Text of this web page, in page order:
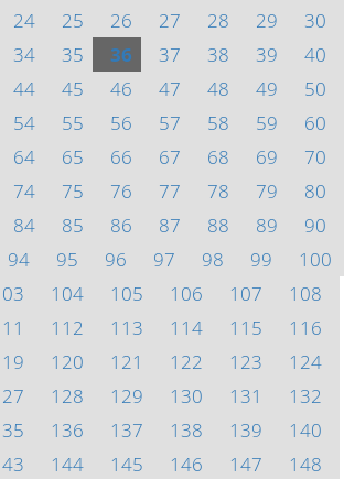
24 25 26 27 28 29
30
34 35 36 37 38 39
40
44 45 46 47 48 49
50
54 55 56 57 58 59
60
64 65 66 67 68 69
70
74 75 76 77 78 79
80
84 85 86 87 88 89
90
94 95 96 97 98 99
100
104 105 106 107
108
112 113 114 115
116
120 121 122 123
124
128 129 130 131
132
136 137 138 139
140
144 145 146 147
148